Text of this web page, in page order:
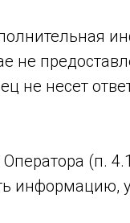
не
не несет
(п.
информацию,